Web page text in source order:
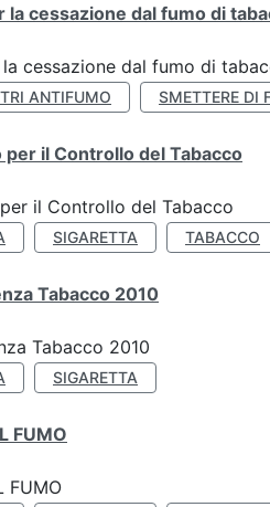
cessazione dal fumo di
cessazione dal fumo di
ANTIFUMO SMETTERE DI
il Controllo del Tabacco
il Controllo del Tabacco
SIGARETTA TABACCO
Tabacco 2010
Tabacco 2010
SIGARETTA
FUMO
FUMO